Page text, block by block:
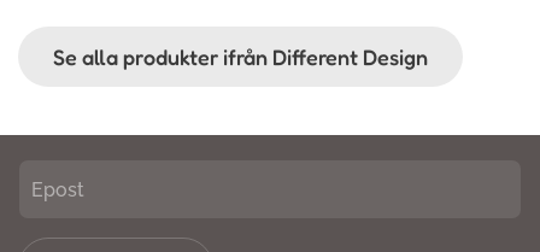
Se alla produkter ifrån Different Design